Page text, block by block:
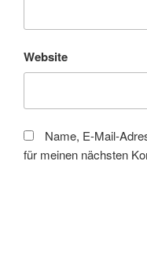
Website
Name, E-Mail-
für meinen nächsten